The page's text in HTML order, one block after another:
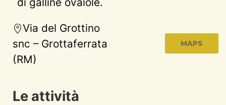
Via del Grottino
snc – Grottaferrata
(RM)
MAPS
Le attività